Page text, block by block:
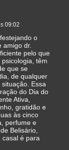
09:02
o
amigo dr.
pelo que
têm
que se
de qualquer
Essa
do Dia do
Ativa,
gratidão e
às cinco
perfume e
Belisário,
é para